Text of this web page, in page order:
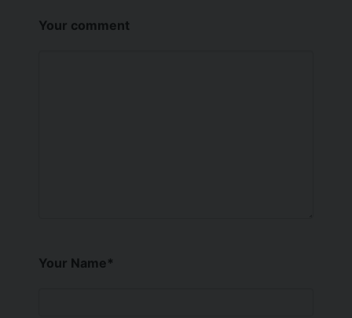
Your comment
Your Name*